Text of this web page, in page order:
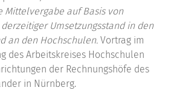
Mittelvergabe auf Basis von
Umsetzungsstand in den
an den Hochschulen. Vortrag im
des Arbeitskreises Hochschulen
der Rechnungshöfe des
in Nürnberg.